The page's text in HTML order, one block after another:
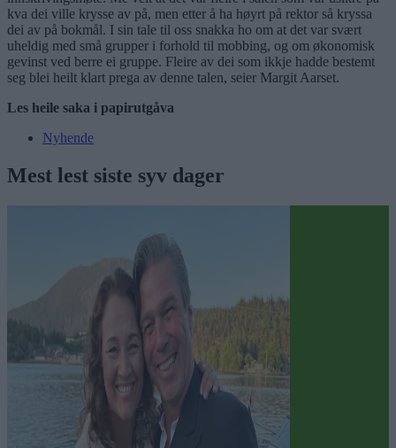
kva dei ville krysse av på, men etter å ha høyrt på rektor så kryssa
dei av på bokmål. I sin tale til oss snakka ho om at det var svært
uheldig med små grupper i forhold til mobbing, og om økonomisk
gevinst ved berre ei gruppe. Fleire av dei som ikkje hadde bestemt
seg blei heilt klart prega av denne talen, seier Margit Aarset.
Les heile saka i papirutgåva
Nyhende
Mest lest siste syv dager